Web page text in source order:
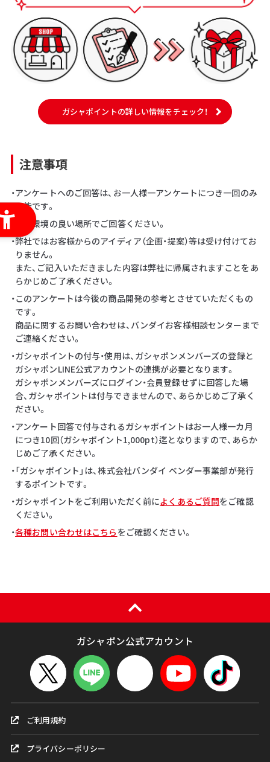
ガシャポイントの詳しい情報をチェック！
注意事項
・アンケートへのご回答は、お一人様一アンケートにつき一回のみ
可能です。
・通信環境の良い場所でご回答ください。
・弊社ではお客様からのアイディア（企画・提案）等は受け付けてお
りません。
また、ご記入いただきました内容は弊社に帰属されますことをあ
らかじめご了承ください。
・このアンケートは今後の商品開発の参考とさせていただくもの
です。
商品に関するお問い合わせは、バンダイお客様相談センターまで
ご連絡ください。
・ガシャポイントの付与・使用は、ガシャポンメンバーズの登録と
ガシャポンLINE公式アカウントの連携が必要となります。
ガシャポンメンバーズにログイン・会員登録せずに回答した場
合、ガシャポイントは付与できませんので、あらかじめご了承く
ださい。
・アンケート回答で付与されるガシャポイントはお一人様一カ月
につき10回（ガシャポイント1,000pt）迄となりますので、あらか
じめご了承ください。
・「ガシャポイント」は、株式会社バンダイ ベンダー事業部が発行
するポイントです。
・ガシャポイントをご利用いただく前によくあるご質問をご確認
ください。
・各種お問い合わせはこちら をご確認ください。
ガシャポン公式アカウント
ご利用規約
プライバシーポリシー